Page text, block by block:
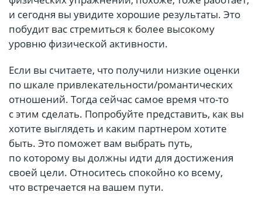
и сегодня вы увидите хорошие результаты. Это
побудит вас стремиться к более высокому
уровню физической активности.
Если вы считаете, что получили низкие оценки
по шкале привлекательности/романтических
отношений. Тогда сейчас самое время что-то
с этим сделать. Попробуйте представить, как вы
хотите выглядеть и каким партнером хотите
быть. Это поможет вам выбрать путь,
по которому вы должны идти для достижения
своей цели. Относитесь спокойно ко всему,
что встречается на вашем пути.